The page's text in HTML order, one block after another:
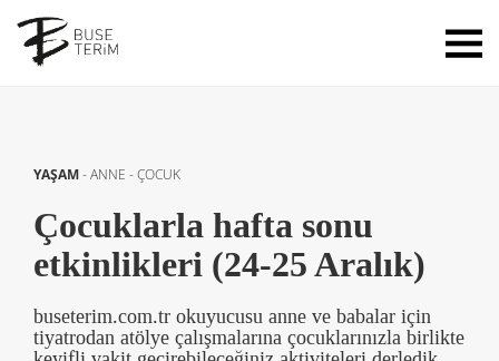
YAŞAM-ANNE - ÇOCUK
Çocuklarla hafta sonu
etkinlikleri (24-25 Aralık)
buseterim.com.tr okuyucusu anne ve babalar için
tiyatrodan atölye çalışmalarına çocuklarınızla birlikte